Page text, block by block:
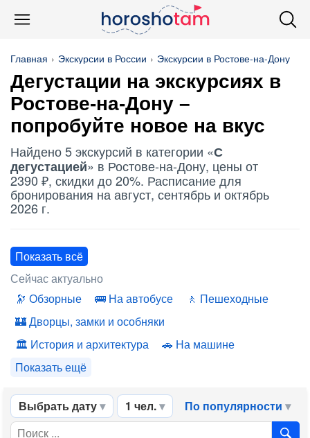
Главная Экскурсии в России Экскурсии в Ростове-на-Дону
Дегустации на экскурсиях в
Ростове-на-Дону –
попробуйте новое на вкус
Найдено 5 экскурсий в категории «С
дегустацией» в Ростове-на-Дону, цены от
2390 ₽, скидки до 20%. Расписание для
бронирования на август, сентябрь и октябрь
2026 г.
Показать всё
Сейчас актуально
Обзорные
На автобусе
Пешеходные
Дворцы, замки и особняки
История и архитектура
На машине
Показать ещё
Выбрать дату 1 чел. По популярности